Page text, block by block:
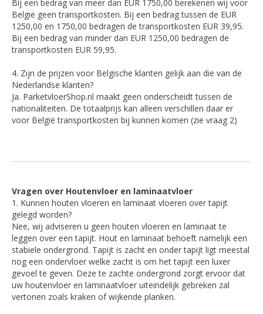
Bij een bedrag van meer dan EUR 1750,00 berekenen wij voor
België geen transportkosten. Bij een bedrag tussen de EUR
1250,00 en 1750,00 bedragen de transportkosten EUR 39,95.
Bij een bedrag van minder dan EUR 1250,00 bedragen de
transportkosten EUR 59,95.
4. Zijn de prijzen voor Belgische klanten gelijk aan die van de
Nederlandse klanten?
Ja. ParketvloerShop.nl maakt geen onderscheidt tussen de
nationaliteiten. De totaalprijs kan alleen verschillen daar er
voor België transportkosten bij kunnen komen (zie vraag 2)
Vragen over Houtenvloer en laminaatvloer
1. Kunnen houten vloeren en laminaat vloeren over tapijt
gelegd worden?
Nee, wij adviseren u geen houten vloeren en laminaat te
leggen over een tapijt. Hout en laminaat behoeft namelijk een
stabiele ondergrond. Tapijt is zacht en onder tapijt ligt meestal
nog een ondervloer welke zacht is om het tapijt een luxer
gevoel te geven. Deze te zachte ondergrond zorgt ervoor dat
uw houtenvloer en laminaatvloer uiteindelijk gebreken zal
vertonen zoals kraken of wijkende planken.